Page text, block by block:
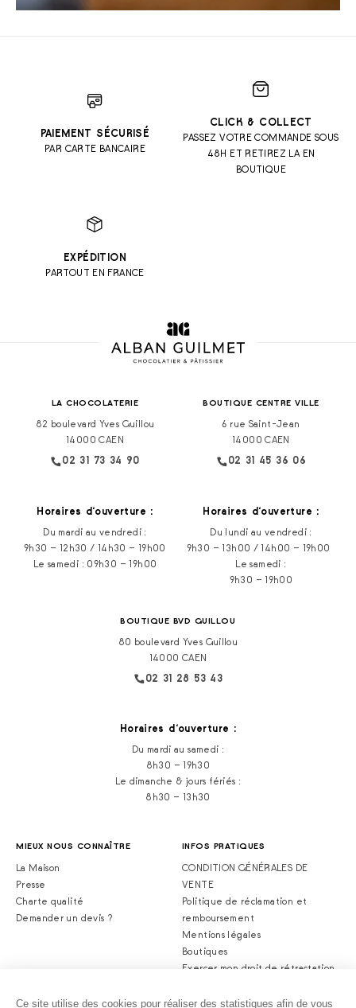
PAIEMENT SÉCURISÉ
PAR CARTE BANCAIRE
CLICK & COLLECT
PASSEZ VOTRE COMMANDE SOUS
48H ET RETIREZ LA EN
BOUTIQUE
EXPÉDITION
PARTOUT EN FRANCE
LA CHOCOLATERIE
82 boulevard Yves Guillou
14000 CAEN
02 31 73 34 90
Horaires d‘ouverture :
Du mardi au vendredi :
9h30 – 12h30 / 14h30 – 19h00
Le samedi : 09h30 – 19h00
BOUTIQUE CENTRE VILLE
6 rue Saint-Jean
14000 CAEN
02 31 45 36 06
Horaires d‘ouverture :
Du lundi au vendredi :
9h30 – 13h00 / 14h00 – 19h00
Le samedi :
9h30 – 19h00
BOUTIQUE BVD GUILLOU
80 boulevard Yves Guillou
14000 CAEN
02 31 28 53 43
Horaires d‘ouverture :
Du mardi au samedi :
8h30 – 19h30
Le dimanche & jours fériés :
8h30 – 13h30
MIEUX NOUS CONNAÎTRE
La Maison
Presse
Charte qualité
Demander un devis ?
INFOS PRATIQUES
CONDITION GÉNÉRALES DE
VENTE
Politique de réclamation et
remboursement
Mentions légales
Boutiques
Exercer mon droit de rétractation